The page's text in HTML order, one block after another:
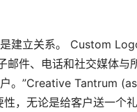
建立关系。 Custom
邮件、电话和社交媒体
。”Creative Tantrum
，无论是给客户送一个